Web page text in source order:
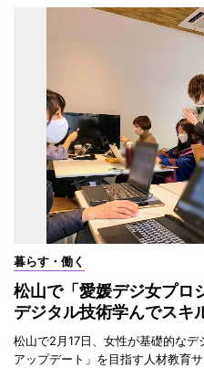
暮らす・働く
松山で「愛媛デジ女プ
デジタル技術学んでスキ
松山で2月17日、女性が基礎的な
アップデート」を目指す人材教育